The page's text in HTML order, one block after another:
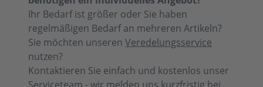
Ihr Bedarf ist größer oder Sie haben
regelmäßigen Bedarf an mehreren Artikeln?
Sie möchten unseren Veredelungsservice
nutzen?
Kontaktieren Sie einfach und kostenlos unser